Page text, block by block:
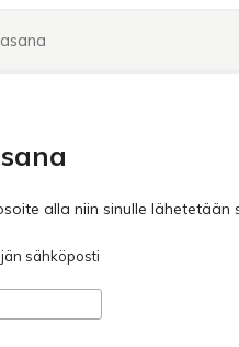
alla niin sinulle
sähköposti